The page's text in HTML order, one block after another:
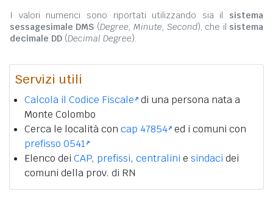
I valori numerici sono riportati utilizzando sia il sistema
sessagesimale DMS (Degree, Minute, Second), che il sistema
decimale DD (Decimal Degree).
Servizi utili
Calcola il Codice Fiscale di una persona nata a
Monte Colombo
Cerca le località con cap 47854 ed i comuni con
prefisso 0541
Elenco dei CAP, prefissi, centralini e sindaci dei
comuni della prov. di RN